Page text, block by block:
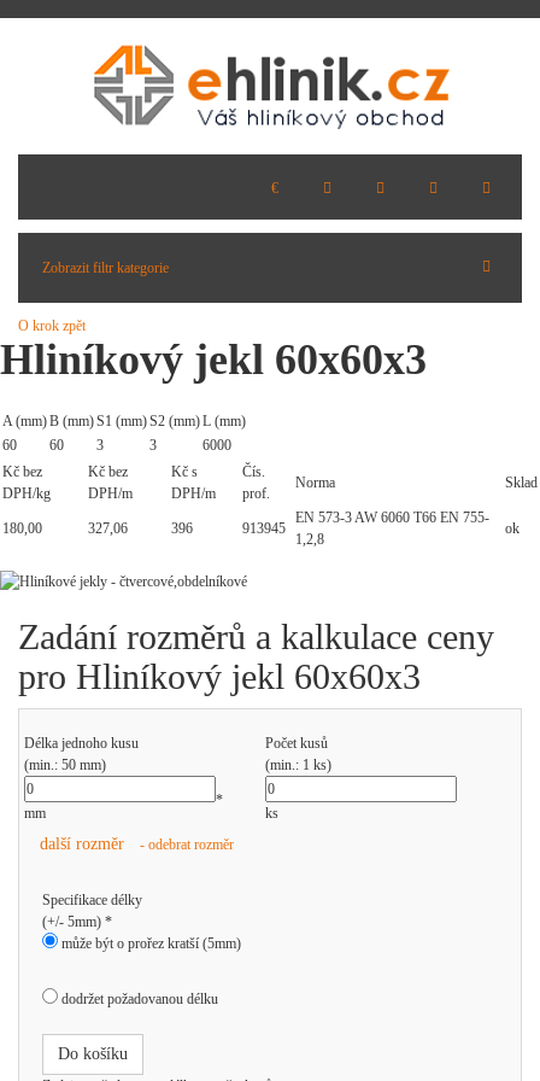
Zobrazit filtr kategorie
O krok zpět
Hliníkový jekl 60x60x3
A (mm)B (mm)S1 (mm)S2 (mm)L (mm)
60
60 3 3
6000
Kč bez
DPH/kg
Kč bez
DPH/m
Kč s
DPH/m
Čís.
prof.
Norma Sklad
180,00 327,06 396 913945
EN 573-3 AW 6060 T66 EN 755-
1,2,8
ok
Zadání rozměrů a kalkulace ceny
pro Hliníkový jekl 60x60x3
Délka jednoho kusu
(min.: 50 mm)
Počet kusů
(min.: 1 ks)
mm
*
ks
další rozměr - odebrat rozměr
Specifikace délky
(+/- 5mm) *
může být o prořez kratší (5mm)
dodržet požadovanou délku
Do košíku